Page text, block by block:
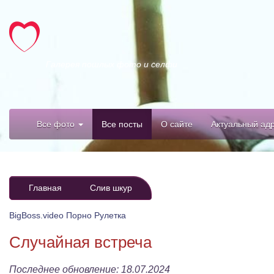
Галерея пошлых фото и селфи
Все фото Все посты О сайте Актуальный
Главная Слив шкур
BigBoss.video Порно Рулетка
Случайная встреча
Последнее обновление: 18.07.2024